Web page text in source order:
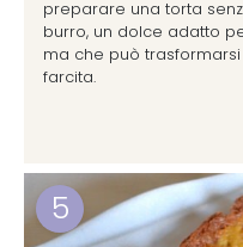
preparare una torta
burro, un dolce adatto
ma che può
farcita.
5